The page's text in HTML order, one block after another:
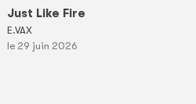
Just Like Fire
E.VAX
le 29 juin 2026